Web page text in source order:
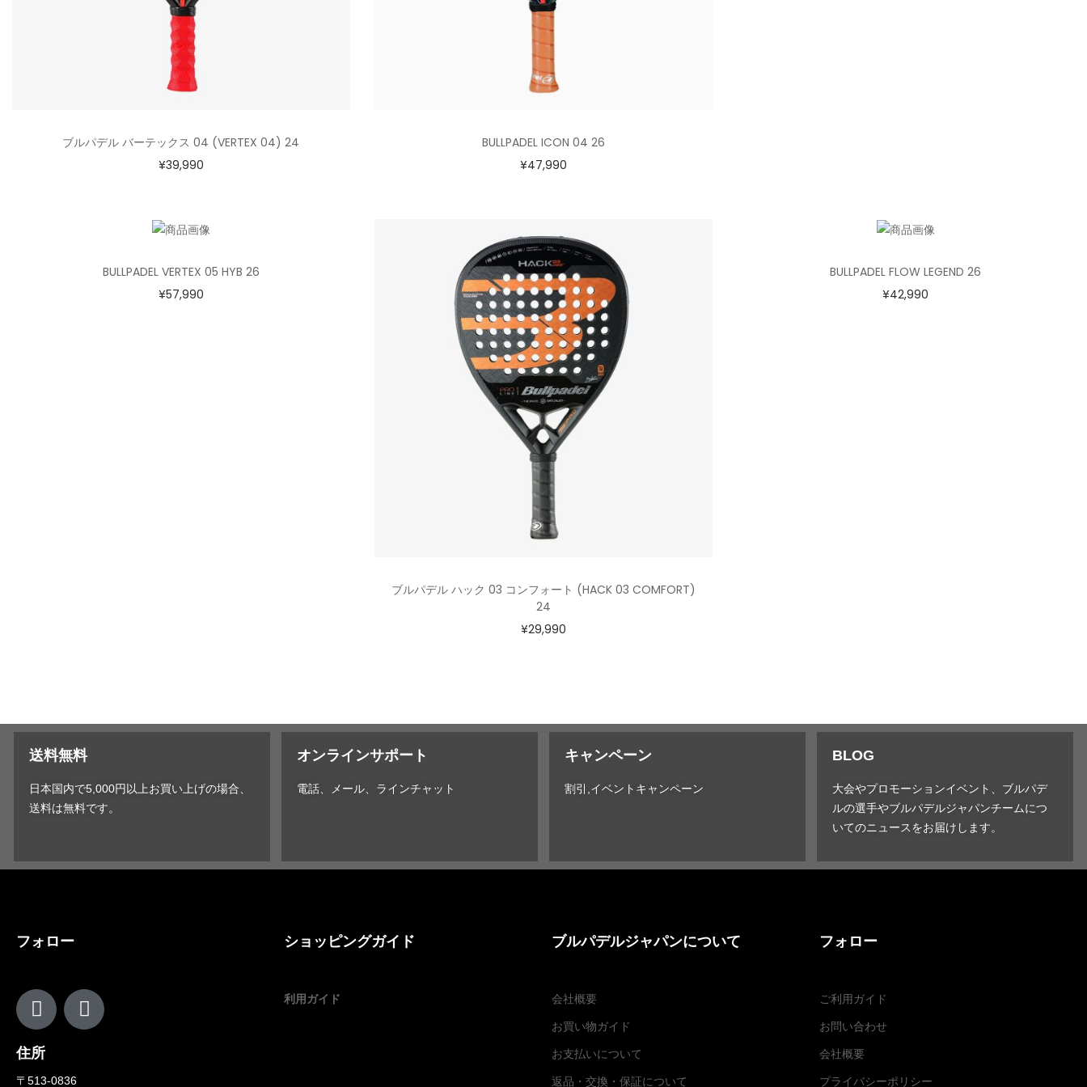
ブルパデル バーテックス 04 (VERTEX 04) 24
¥39,990
BULLPADEL ICON 04 26
¥47,990
BULLPADEL VERTEX 05 HYB 26
¥57,990
ブルパデル ハック 03 コンフォート (HACK 03 COMFORT)
24
¥29,990
BULLPADEL FLOW LEGEND 26
¥42,990
送料無料
日本国内で5,000円以上お買い上げの場合、
送料は無料です。
オンラインサポート
電話、メール、ラインチャット
キャンペーン
割引,イベントキャンペーン
BLOG
大会やプロモーションイベント、ブルパデ
ルの選手やブルパデルジャパンチームにつ
いてのニュースをお届けします。
フォロー
住所
〒513-0836
ショッピングガイド
利用ガイド
ブルパデルジャパンについて
会社概要
お買い物ガイド
お支払いについて
返品・交換 ・ 保証について
フォロー
ご利用ガイド
お問い合わせ
会社概要
プライバシーポリシー